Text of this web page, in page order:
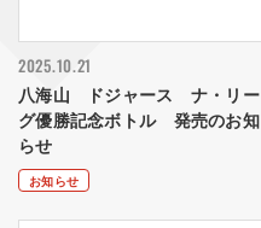
2025.10.21
八海山 ドジャース ナ・リー
グ優勝記念ボトル 発売のお知
らせ
お知らせ